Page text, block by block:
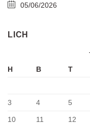
05/06/2026
LICH
H B T
3 4 5
10 11 12